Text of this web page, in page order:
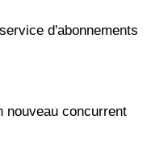
d'abonnements
nouveau concurrent